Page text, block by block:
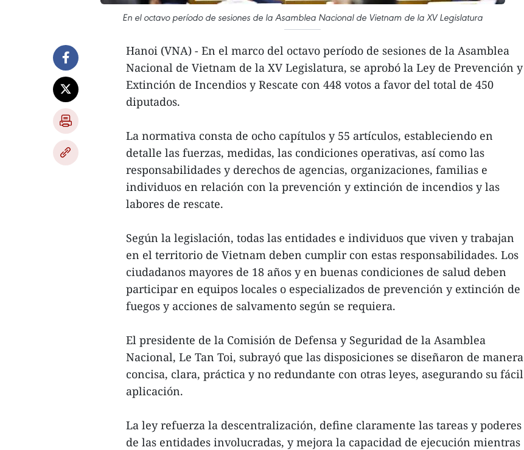
En el octavo período de sesiones de la Asamblea Nacional de Vietnam de la XV Legislatura
Hanoi (VNA) - En el marco del octavo período de sesiones de la Asamblea
Nacional de Vietnam de la XV Legislatura, se aprobó la Ley de Prevención y
Extinción de Incendios y Rescate con 448 votos a favor del total de 450
diputados.
La normativa consta de ocho capítulos y 55 artículos, estableciendo en
detalle las fuerzas, medidas, las condiciones operativas, así como las
responsabilidades y derechos de agencias, organizaciones, familias e
individuos en relación con la prevención y extinción de incendios y las
labores de rescate.
Según la legislación, todas las entidades e individuos que viven y trabajan
en el territorio de Vietnam deben cumplir con estas responsabilidades. Los
ciudadanos mayores de 18 años y en buenas condiciones de salud deben
participar en equipos locales o especializados de prevención y extinción de
fuegos y acciones de salvamento según se requiera.
El presidente de la Comisión de Defensa y Seguridad de la Asamblea
Nacional, Le Tan Toi, subrayó que las disposiciones se diseñaron de manera
concisa, clara, práctica y no redundante con otras leyes, asegurando su fácil
aplicación.
La ley refuerza la descentralización, define claramente las tareas y poderes
de las entidades involucradas, y mejora la capacidad de ejecución mientras